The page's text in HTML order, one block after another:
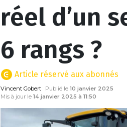
réel d’un
6 rangs ?
Article réservé aux abonnés
Vincent Gobert Publié le 10 janvier 2025
Mis à jour le 14 janvier 2025 à 11:50